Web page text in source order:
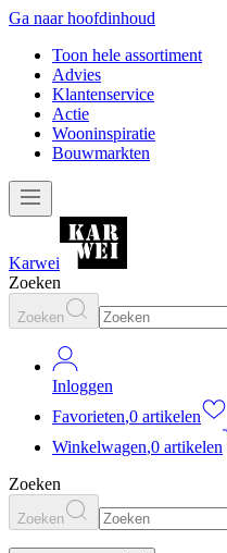
Ga naar hoofdinhoud
Toon hele assortiment
Advies
Klantenservice
Actie
Wooninspiratie
Bouwmarkten
Karwei
Zoeken
Zoeken
Inloggen
Favorieten,0 artikelen
Winkelwagen,0 artikelen
Zoeken
Zoeken